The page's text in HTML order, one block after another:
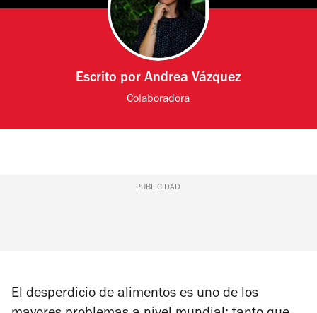
Escrito porAndrea Vázquez
Colaboradora
PUBLICIDAD
El desperdicio de alimentos es uno de los